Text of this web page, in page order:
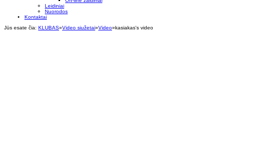
Leidiniai
Nuorodos
Kontaktai
Jūs esate čia: KLUBAS»Video siužetai»Video»kasiakas's video